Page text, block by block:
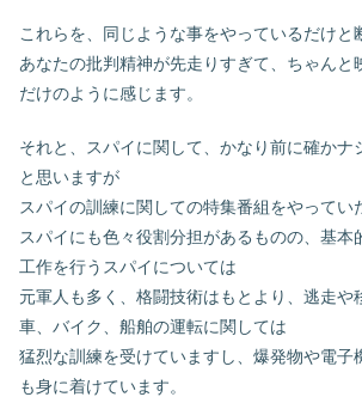
これらを、同じような事をやっているだけと
あなたの批判精神が先走りすぎて、ちゃんと
だけのように感じます。
それと、スパイに関して、かなり前に確かナ
と思いますが
スパイの訓練に関しての特集番組をやってい
スパイにも色々役割分担があるものの、基本
工作を行うスパイについては
元軍人も多く、格闘技術はもとより、逃走や
車、バイク、船舶の運転に関しては
猛烈な訓練を受けていますし、爆発物や電子
も身に着けています。